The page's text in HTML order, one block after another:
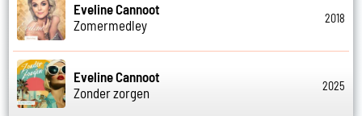
Eveline Cannoot
Zomermedley
2018
Eveline Cannoot
Zonder zorgen
2025